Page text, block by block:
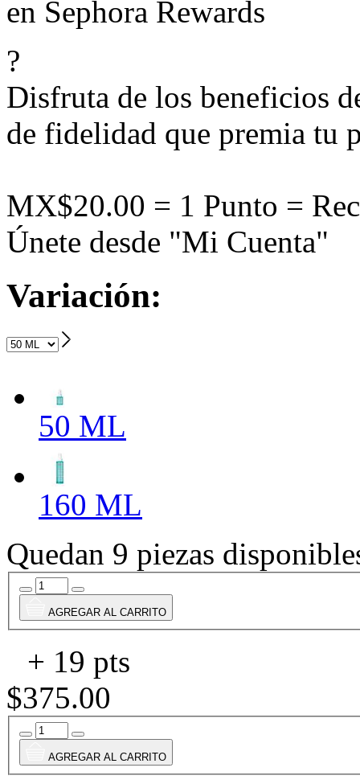
en Sephora Rewards
?
Disfruta de los beneficios
de fidelidad que premia tu
MX$20.00 = 1 Punto =
Únete desde "Mi Cuenta"
Variación:
50 ML
160 ML
Quedan 9 piezas
AGREGAR AL CARRITO
+ 19 pts
$375.00
AGREGAR AL CARRITO